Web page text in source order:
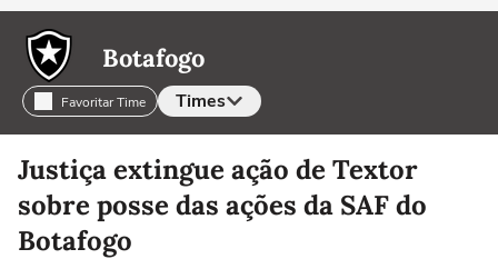
Botafogo
Favoritar Time Times
Selecione o time para ver as notícias
Justiça extingue ação de Textor
sobre posse das ações da SAF do
Botafogo